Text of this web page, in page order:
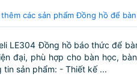
thêm các sản phẩm Đồng hồ để
LE304 Đồng hồ báo thức để
đại, phù hợp cho bàn học,
sản phẩm: - Thiết kế ...